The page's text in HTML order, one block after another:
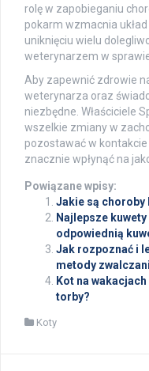
rolę w zapobieganiu
pokarm wzmacnia
uniknięciu wielu
weterynarzem w
Aby zapewnić zdrowie
weterynarza oraz
niezbędne. Właściciele
wszelkie zmiany w
pozostawać w
znacznie wpłynąć na
Powiązane wpisy:
Jakie są choroby
Najlepsze
odpowiednią
Jak rozpoznać i
metody
Kot na
torby?
Koty